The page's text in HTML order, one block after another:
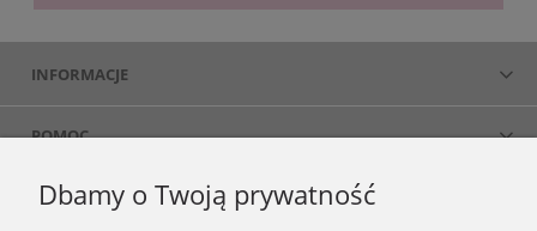
INFORMACJE
POMOC
MOJE KONTO
Dbamy o Twoją prywatność